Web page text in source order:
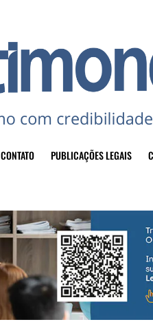
CONTATO PUBLICAÇÕES LEGAIS